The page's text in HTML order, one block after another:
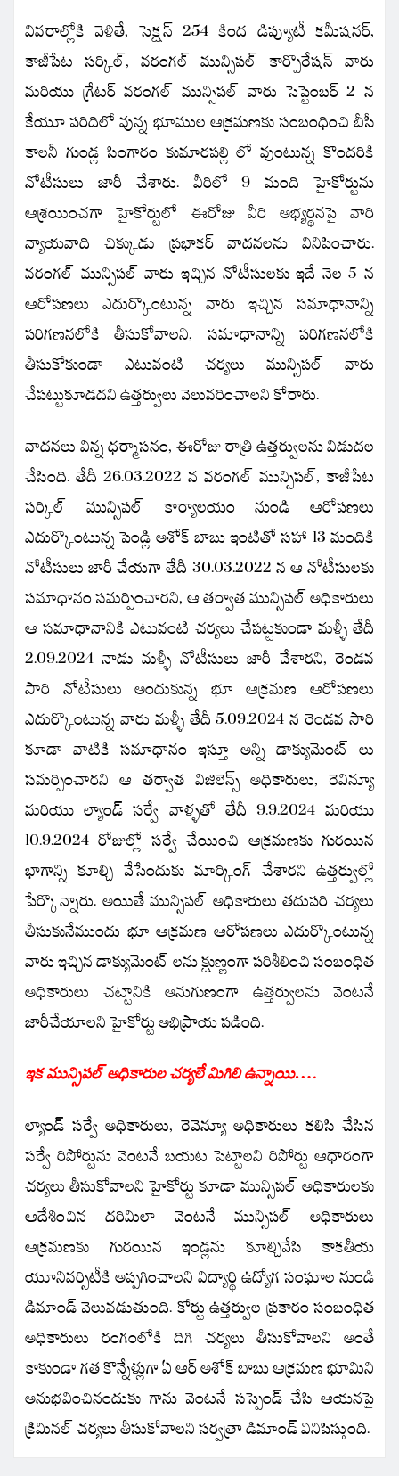
వివరాల్లోకి వెళితే, సెక్షన్ 254 కింద డిప్యూటీ కమీషనర్,
కాజీపేట సర్కిల్, వరంగల్ మున్సిపల్ కార్పొరేషన్ వారు
మరియు గ్రేటర్ వరంగల్ మున్సిపల్ వారు సెప్టెంబర్ 2 న
కేయూ పరిదిలో వున్న భూముల ఆక్రమణకు సంబంధించి బీసీ
కాలనీ గుండ్ల సింగారం కుమారపల్లి లో వుంటున్న కొందరికి
నోటీసులు జారీ చేశారు. వీరిలో 9 మంది హైకోర్టును
ఆశ్రయించగా హైకోర్టులో ఈరోజు వీరి అభ్యర్థనపై వారి
న్యాయవాది చిక్కుడు ప్రభాకర్ వాదనలను వినిపించారు.
వరంగల్ మున్సిపల్ వారు ఇచ్చిన నోటీసులకు ఇదే నెల 5 న
ఆరోపణలు ఎదుర్కొంటున్న వారు ఇచ్చిన సమాధానాన్ని
పరిగణనలోకి తీసుకోవాలని, సమాధానాన్ని పరిగణనలోకి
తీసుకోకుండా ఎటువంటి చర్యలు మున్సిపల్ వారు
చేపట్టుకూడదని ఉత్తర్వులు వెలువరించాలని కోరారు.
వాదనలు విన్న ధర్మాసనం, ఈరోజు రాత్రి ఉత్తర్వులను విడుదల
చేసింది. తేదీ 26.03.2022 న వరంగల్ మున్సిపల్, కాజీపేట
సర్కిల్ మున్సిపల్ కార్యాలయం నుండి ఆరోపణలు
ఎదుర్కొంటున్న పెండ్లి అశోక్ బాబు ఇంటితో సహా 13 మందికి
నోటీసులు జారీ చేయగా తేదీ 30.03.2022 న ఆ నోటీసులకు
సమాధానం సమర్పించారని, ఆ తర్వాత మున్సిపల్ అధికారులు
ఆ సమాధానానికి ఎటువంటి చర్యలు చేపట్టకుండా మళ్ళీ తేదీ
2.09.2024 నాడు మళ్ళీ నోటీసులు జారీ చేశారని, రెండవ
సారి నోటీసులు అందుకున్న భూ ఆక్రమణ ఆరోపణలు
ఎదుర్కొంటున్న వారు మళ్ళీ తేదీ 5.09.2024 న రెండవ సారి
కూడా వాటికి సమాధానం ఇస్తూ అన్ని డాక్యుమెంట్ లు
సమర్పించారని ఆ తర్వాత విజిలెన్స్ అధికారులు, రెవిన్యూ
మరియు ల్యాండ్ సర్వే వాళ్ళతో తేదీ 9.9.2024 మరియు
10.9.2024 రోజుల్లో సర్వే చేయించి ఆక్రమణకు గురయిన
భాగాన్ని కూల్చి వేసేందుకు మార్కింగ్ చేశారని ఉత్తర్వుల్లో
పేర్కొన్నారు.అయితే మున్సిపల్ అధికారులు తదుపరి చర్యలు
తీసుకునేముందు భూ ఆక్రమణ ఆరోపణలు ఎదుర్కొంటున్న
వారు ఇచ్చిన డాక్యుమెంట్ లను క్షుణ్ణంగా పరిశీలించి సంబంధిత
అధికారులు చట్టానికి అనుగుణంగా ఉత్తర్వులను వెంటనే
జారీచేయాలని హైకోర్టు అభిప్రాయ పడింది.
ఇక మున్సిపల్ అధికారుల చర్యలే మిగిలి ఉన్నాయి….
ల్యాండ్ సర్వే అధికారులు, రెవెన్యూ అధికారులు కలిసి చేసిన
సర్వే రిపోర్టును వెంటనే బయట పెట్టాలని రిపోర్టు ఆధారంగా
చర్యలు తీసుకోవాలని హైకోర్టు కూడా మున్సిపల్ అధికారులకు
ఆదేశించిన దరిమిలా వెంటనే మున్సిపల్ అధికారులు
ఆక్రమణకు గురయిన ఇండ్లను కూల్చివేసి కాకతీయ
యూనివర్సిటీకి అప్పగించాలని విద్యార్థి ఉద్యోగ సంఘాల నుండి
డిమాండ్ వెలువడుతుంది. కోర్టు ఉత్తర్వుల ప్రకారం సంబంధిత
అధికారులు రంగంలోకి దిగి చర్యలు తీసుకోవాలని అంతే
కాకుండా గత కొన్నేళ్లుగా ఏ ఆర్ అశోక్ బాబు ఆక్రమణ భూమిని
అనుభవించినందుకు గాను వెంటనే సస్పెండ్ చేసి ఆయనపై
క్రిమినల్ చర్యలు తీసుకోవాలని సర్వత్రా డిమాండ్ వినిపిస్తుంది.